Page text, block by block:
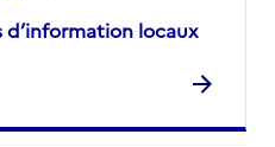
locaux